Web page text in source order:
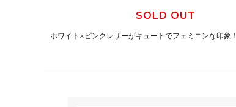
SOLD OUT
ホワイト×ピンクレザーがキュートでフェミニンな印象！